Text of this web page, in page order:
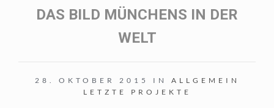
DAS BILD MÜNCHENS IN DER
WELT
28. OKTOBER 2015 IN ALLGEMEIN
LETZTE PROJEKTE